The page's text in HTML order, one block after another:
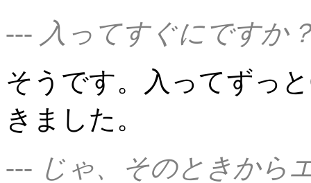
--- 入ってすぐにですか
そうです。入ってずっ
きました。
--- じゃ、そのときから